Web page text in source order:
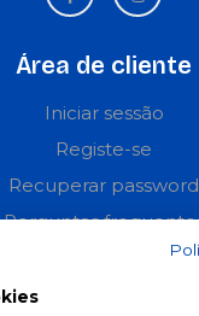
Área de cliente
Iniciar sessão
Registe-se
Recuperar password
Perguntas